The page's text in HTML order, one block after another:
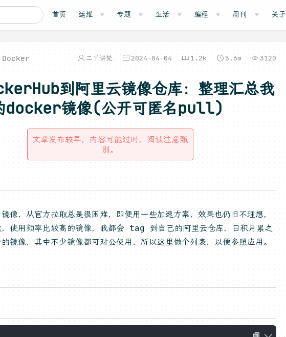
首页 运维 专题 生活 编程 周刊 关于
Docker 二丫讲梵 2024-04-04 1.2k 5.6m 3120
到阿里云镜像仓库：整理汇总我
docker镜像(公开可匿名pull)
文章发布较早，内容可能过时，阅读注意甄
别。
，从官方拉取总是很困难，即便用一些加速方案，效果也仍旧不理想，
，使用频率比较高的镜像，我都会 tag 到自己的阿里云仓库，日积月累之
镜像，其中不少镜像都可对公使用，所以这里做个列表，以便参照应用。